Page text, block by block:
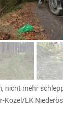
nicht mehr
Kozel/LK